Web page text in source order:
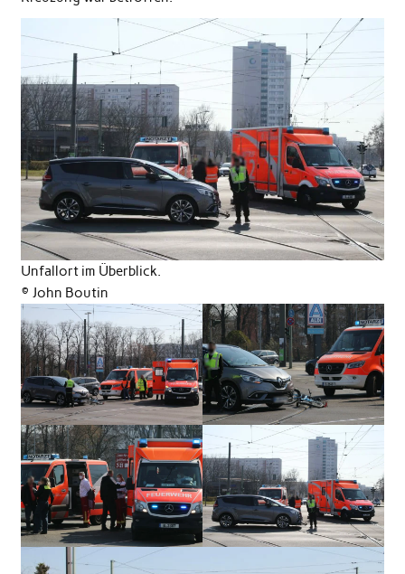
Unfallort im Überblick.
©️ John Boutin